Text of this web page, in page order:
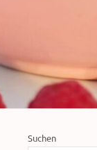
Suchen